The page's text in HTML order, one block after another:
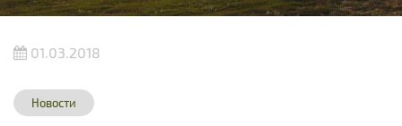
01.03.2018
Новости